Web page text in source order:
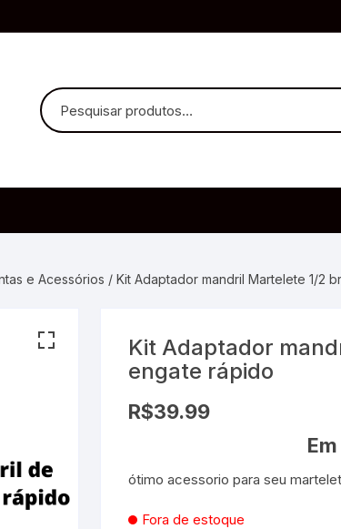
Microfone
e
e Acessórios / Kit Adaptador mandril Martelete 1/2
Kit Adaptador
engate rápido
R$39.99
ótimo acessorio para seu
Fora de estoque